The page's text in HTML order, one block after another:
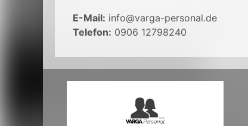
E-Mail: info@varga-personal.de
Telefon: 0906 12798240